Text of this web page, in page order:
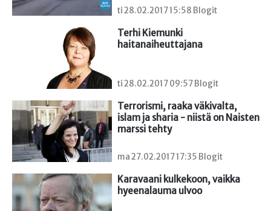
ti 28.02.2017 15:58 Blogit
Terhi Kiemunki
haitanaiheuttajana
ti 28.02.2017 09:57 Blogit
Terrorismi, raaka väkivalta,
islam ja sharia - niistä on Naisten
marssi tehty
ma 27.02.2017 17:35 Blogit
Karavaani kulkekoon, vaikka
hyeenalauma ulvoo